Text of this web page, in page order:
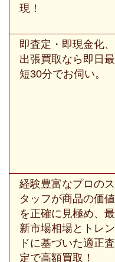
現！
即査定・即現金化、
出張買取なら即日最
短30分でお伺い。
経験豊富なプロのス
タッフが商品の価値
を正確に見極め、最
新市場相場とトレン
ドに基づいた適正査
定で高額買取！